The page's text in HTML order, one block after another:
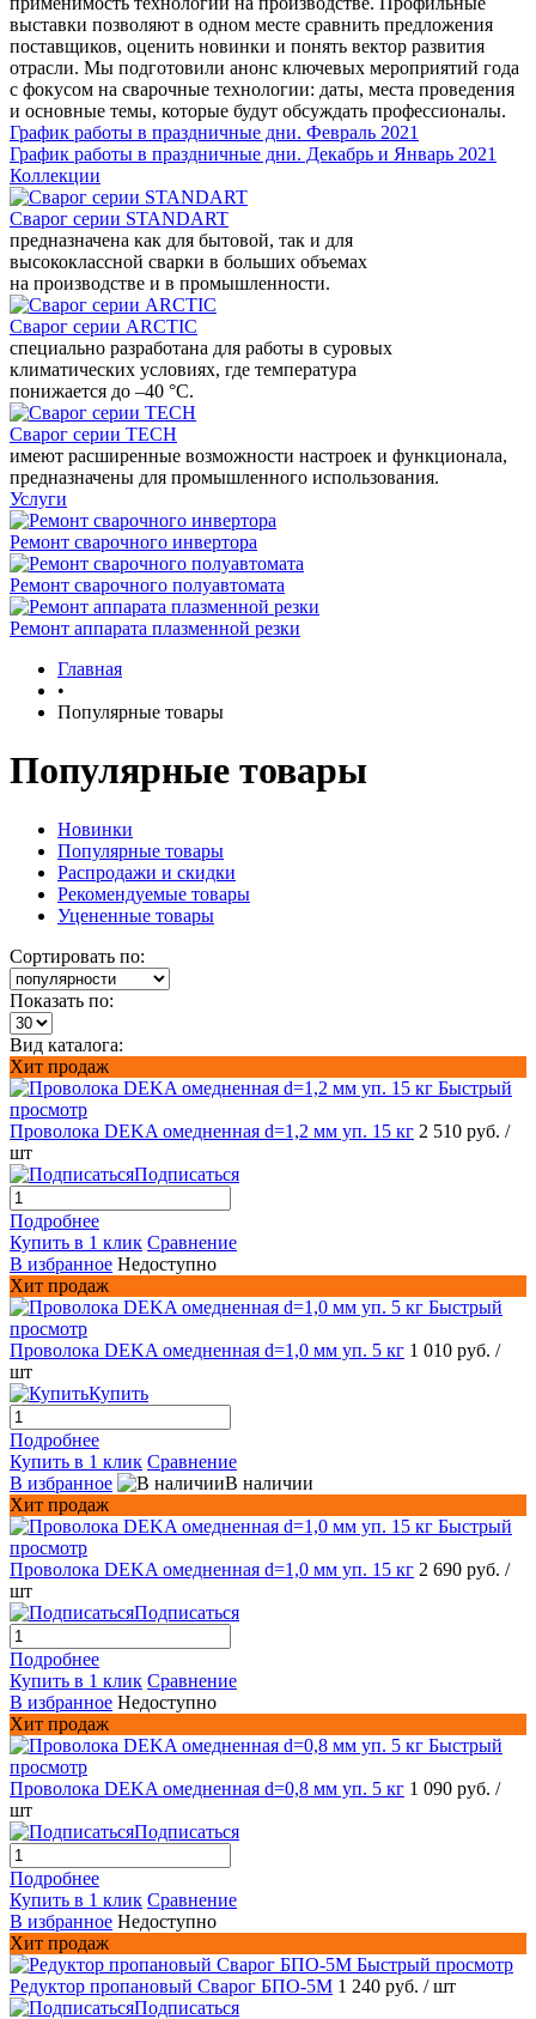
выставки позволяют в одном месте сравнить предложения
поставщиков, оценить новинки и понять вектор развития
отрасли. Мы подготовили анонс ключевых мероприятий года
с фокусом на сварочные технологии: даты, места проведения
и основные темы, которые будут обсуждать профессионалы.
График работы в праздничные дни. Февраль 2021
График работы в праздничные дни. Декабрь и Январь 2021
Коллекции
Сварог серии STANDART
предназначена как для бытовой, так и для
высококлассной сварки в больших объемах
на производстве и в промышленности.
Сварог серии ARCTIC
специально разработана для работы в суровых
климатических условиях, где температура
понижается до –40 °С.
Сварог серии TECH
имеют расширенные возможности настроек и функционала,
предназначены для промышленного использования.
Услуги
Ремонт сварочного инвертора
Ремонт сварочного полуавтомата
Ремонт аппарата плазменной резки
Главная
•
Популярные товары
Популярные товары
Новинки
Популярные товары
Распродажи и скидки
Рекомендуемые товары
Уцененные товары
Сортировать по:
Показать по:
Вид каталога:
Хит продаж
Быстрый
просмотр
Проволока DEKA омедненная d=1,2 мм уп. 15 кг 2 510 руб. /
шт
Подписаться
Подробнее
Купить в 1 клик Сравнение
В избранное Недоступно
Хит продаж
Быстрый
просмотр
Проволока DEKA омедненная d=1,0 мм уп. 5 кг 1 010 руб. /
шт
Купить
Подробнее
Купить в 1 клик Сравнение
В избранное
В наличии
Хит продаж
Быстрый
просмотр
Проволока DEKA омедненная d=1,0 мм уп. 15 кг 2 690 руб. /
шт
Подписаться
Подробнее
Купить в 1 клик Сравнение
В избранное Недоступно
Хит продаж
Быстрый
просмотр
Проволока DEKA омедненная d=0,8 мм уп. 5 кг 1 090 руб. /
шт
Подписаться
Подробнее
Купить в 1 клик Сравнение
В избранное Недоступно
Хит продаж
Быстрый просмотр
Редуктор пропановый Сварог БПО-5М 1 240 руб. / шт
Подписаться